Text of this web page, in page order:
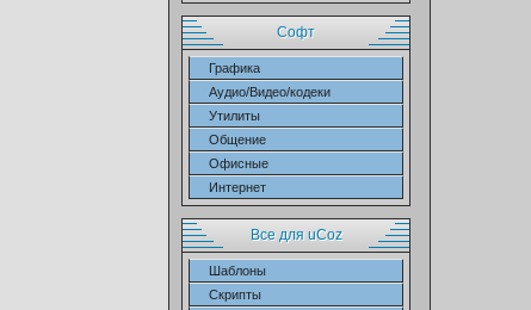
Софт
Графика
Аудио/Видео/кодеки
Утилиты
Общение
Офисные
Интернет
Все для uCoz
Шаблоны
Скрипты